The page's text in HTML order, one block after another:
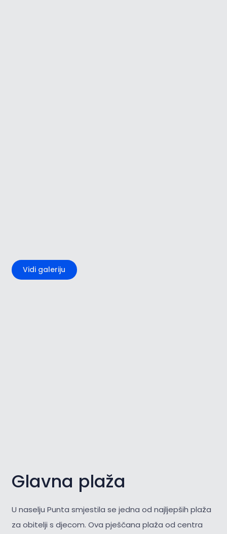
Vidi galeriju
Glavna plaža
U naselju Punta smjestila se jedna od najljepših plaža
za obitelji s djecom. Ova pješčana plaža od centra